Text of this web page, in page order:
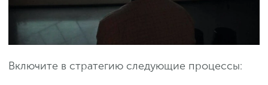
Включите в стратегию следующие процессы: